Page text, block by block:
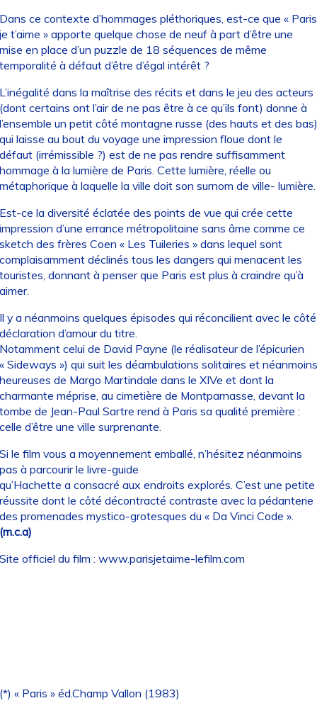
ce contexte d’hommages pléthoriques, est-ce que « Paris
t’aime » apporte quelque chose de neuf à part d’être une
en place d’un puzzle de 18 séquences de même
à défaut d’être d’égal intérêt ?
dans la maîtrise des récits et dans le jeu des acteurs
certains ont l’air de ne pas être à ce qu’ils font) donne à
un petit côté montagne russe (des hauts et des bas)
laisse au bout du voyage une impression floue dont le
(irrémissible ?) est de ne pas rendre suffisamment
à la lumière de Paris. Cette lumière, réelle ou
à laquelle la ville doit son surnom de ville- lumière.
ce la diversité éclatée des points de vue qui crée cette
d’une errance métropolitaine sans âme comme ce
des frères Coen « Les Tuileries » dans lequel sont
déclinés tous les dangers qui menacent les
donnant à penser que Paris est plus à craindre qu’à
y a néanmoins quelques épisodes qui réconcilient avec le côté
d’amour du titre.
celui de David Payne (le réalisateur de l’épicurien
Sideways ») qui suit les déambulations solitaires et néanmoins
de Margo Martindale dans le XIVe et dont la
méprise, au cimetière de Montparnasse, devant la
de Jean-Paul Sartre rend à Paris sa qualité première :
d’être une ville surprenante.
le film vous a moyennement emballé, n’hésitez néanmoins
à parcourir le livre-guide
a consacré aux endroits explorés. C’est une petite
dont le côté décontracté contraste avec la pédanterie
promenades mystico-grotesques du « Da Vinci Code ».
officiel du film : www.parisjetaime-lefilm.com
« Paris » éd.Champ Vallon (1983)